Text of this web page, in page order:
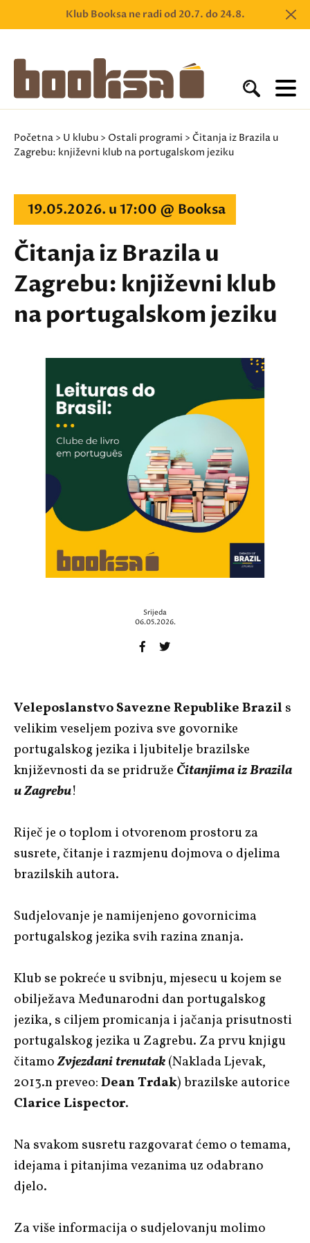
Klub Booksa ne radi od 20.7. do 24.8.
Početna > U klubu > Ostali programi > Čitanja iz Brazila u
Zagrebu: književni klub na portugalskom jeziku
19.05.2026. u 17:00 @ Booksa
Čitanja iz Brazila u
Zagrebu: književni klub
na portugalskom jeziku
Srijeda
06.05.2026.
Veleposlanstvo Savezne Republike Brazil s
velikim veseljem poziva sve govornike
portugalskog jezika i ljubitelje brazilske
književnosti da se pridruže Čitanjima iz Brazila
u Zagrebu!
Riječ je o toplom i otvorenom prostoru za
susrete, čitanje i razmjenu dojmova o djelima
brazilskih autora.
Sudjelovanje je namijenjeno govornicima
portugalskog jezika svih razina znanja.
Klub se pokreće u svibnju, mjesecu u kojem se
obilježava Međunarodni dan portugalskog
jezika, s ciljem promicanja i jačanja prisutnosti
portugalskog jezika u Zagrebu. Za prvu knjigu
čitamoZvjezdani trenutak(Naklada Ljevak,
2013.n preveo:Dean Trdak) brazilske autorice
Clarice Lispector.
Na svakom susretu razgovarat ćemo o temama,
idejama i pitanjima vezanima uz odabrano
djelo.
Za više informacija o sudjelovanju molimo